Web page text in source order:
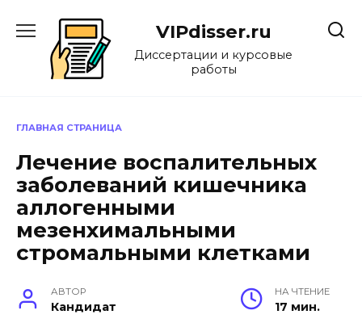
содержанию
VIPdisser.ru
Диссертации и курсовые
работы
ГЛАВНАЯ СТРАНИЦА
Лечение воспалительных
заболеваний кишечника
аллогенными
мезенхимальными
стромальными клетками
АВТОР
Кандидат
НА ЧТЕНИЕ
17 мин.